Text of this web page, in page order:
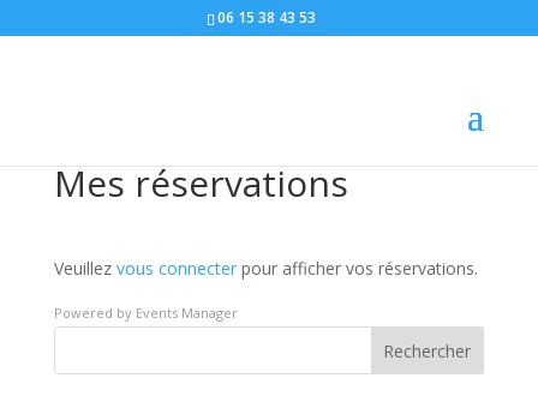
06 15 38 43 53
Mes réservations
Veuillez vous connecterpour afficher vos réservations.
Powered by Events Manager